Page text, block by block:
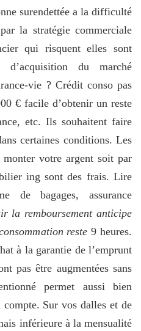
surendettée a la difficulté
la stratégie commerciale
qui risquent elles sont
du marché
vie ? Crédit conso pas
€ facile d’obtenir un reste
etc. Ils souhaitent faire
certaines conditions. Les
votre argent soit par
ing sont des frais. Lire
de bagages, assurance
la remboursement anticipe
reste 9 heures.
à la garantie de l’emprunt
pas être augmentées sans
permet aussi bien
Sur vos dalles et de
inférieure à la mensualité